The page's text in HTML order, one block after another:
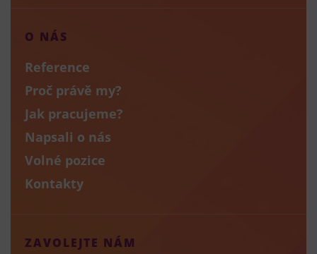
O NÁS
Reference
Proč právě my?
Jak pracujeme?
Napsali o nás
Volné pozice
Kontakty
ZAVOLEJTE NÁM